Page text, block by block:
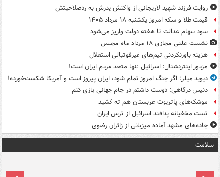
روایت فرزند شهید لاریجانی از واکنش پدرش به ردصلاحیتش
قیمت طلا و سکه امروز یکشنبه ۱۸ مرداد ۱۴۰۵
سود سهام عدالت تا هفته دولت واریز می‌شود
نشست علنی مجازی ۱۸ مرداد ماه مجلس
هزینه باورنکردنی تیم‌های غیرفوتبالی استقلال
مزدور اینترنشنال: اسرائیل تنها متحد مردم ایران است!
دیوید میلر: اگر جنگ امروز تمام شود، ایران پیروز است و آمریکا شکست‌خورده!
دنیس درگاهی: دوست داشتم در جام جهانی بازی کنم
موشک‌های پاتریوت عربستان هم ته‌ کشید
تست مخفیانه پدافند اسرائیل از ترس ایران
جاده‌های مشهد آماده میزبانی از زائران رضوی
سلامت